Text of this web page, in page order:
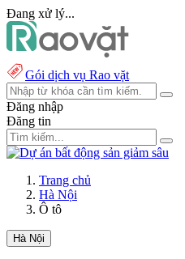
Đang xử lý...
Gói dịch vụ Rao vặt
Đăng nhập
Đăng tin
Trang chủ
Hà Nội
Ô tô
Hà Nội